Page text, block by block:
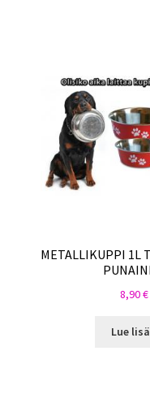
METALLIKUPPI 1L
8,90€
Lue